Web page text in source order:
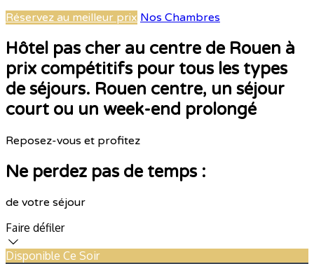
Réservez au meilleur prix Nos Chambres
Hôtel pas cher au centre de Rouen à
prix compétitifs pour tous les types
de séjours. Rouen centre, un séjour
court ou un week-end prolongé
Reposez-vous et profitez
Ne perdez pas de temps :
de votre séjour
Faire défiler
Disponible Ce Soir